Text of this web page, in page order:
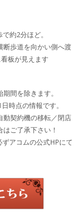
約2分ほど。
断歩道を向かい側へ渡
板が見えます
間を除きます。
時点の情報です。
動契約機の移転／閉店
ご了承下さい！
アコムの公式HPにて